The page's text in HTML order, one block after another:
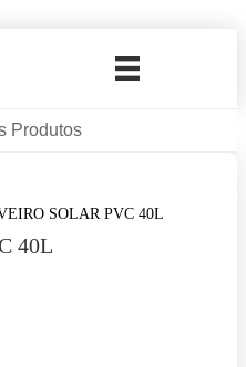
Produtos
SOLAR PVC 40L
40L